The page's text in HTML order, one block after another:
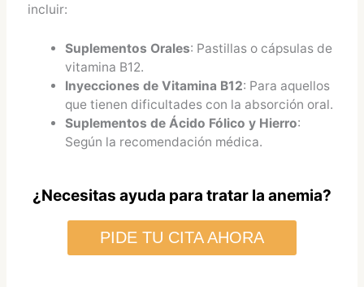
incluir:
Suplementos Orales: Pastillas o cápsulas de
vitamina B12.
Inyecciones de Vitamina B12: Para aquellos
que tienen dificultades con la absorción oral.
Suplementos de Ácido Fólico y Hierro:
Según la recomendación médica.
¿Necesitas ayuda para tratar la anemia?
PIDE TU CITA AHORA